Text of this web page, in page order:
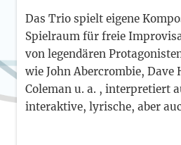
Das Trio spielt eigene
Spielraum für freie
von legendären
wie John Abercrombie, Dave
Coleman u. a. , interpretiert
interaktive, lyrische, aber